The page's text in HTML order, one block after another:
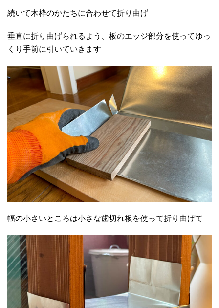
続いて木枠のかたちに合わせて折り曲げ
垂直に折り曲げられるよう、板のエッジ部分を使ってゆっ
くり手前に引いていきます
幅の小さいところは小さな歯切れ板を使って折り曲げて